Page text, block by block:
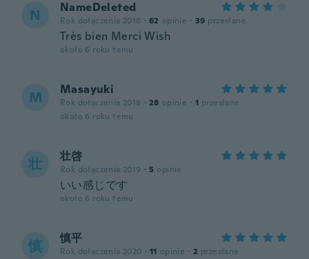
N NameDeleted
Rok dołączenia 2018 · 62 opinie · 39 przesłane
Très bien Merci Wish
około 6 roku temu
M Masayuki
Rok dołączenia 2018 · 28 opinie · 1 przesłane
około 6 roku temu
壮 壮啓
Rok dołączenia 2019 · 5 opinie
いい感じです
około 6 roku temu
慎 慎平
Rok dołączenia 2020 · 11 opinie · 2 przesłane